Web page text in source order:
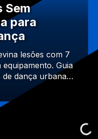
Sem
para
lesões com 7
Guia
de dança urbana…